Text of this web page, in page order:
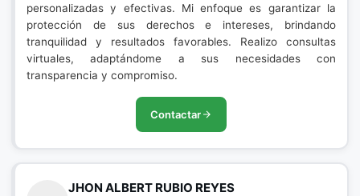
personalizadas y efectivas. Mi enfoque es garantizar la
protección de sus derechos e intereses, brindando
tranquilidad y resultados favorables. Realizo consultas
virtuales, adaptándome a sus necesidades con
transparencia y compromiso.
Contactar
JHON ALBERT RUBIO REYES